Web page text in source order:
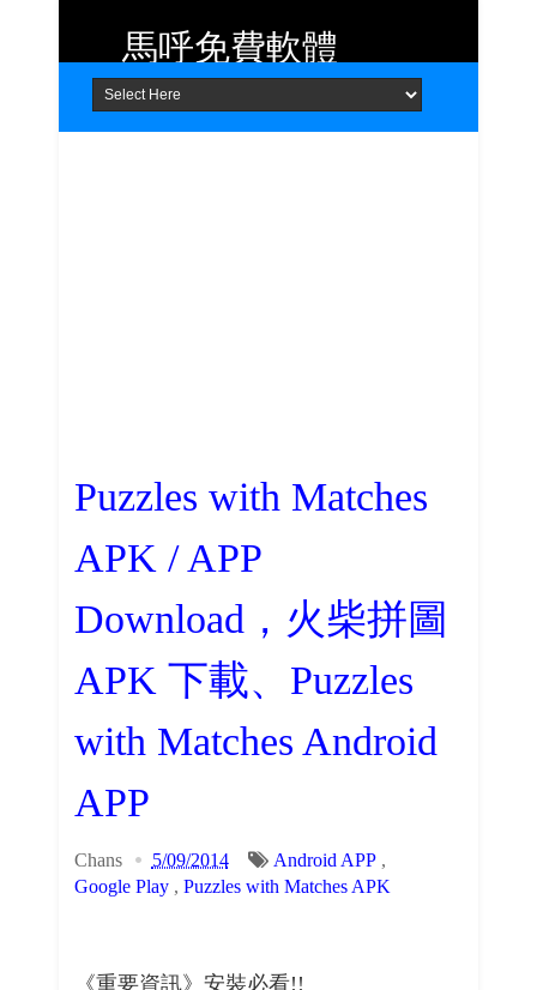
Home About Contact
馬呼免費軟體
提供 Android、iOS 好用的手機應用
程式及 Windows 免費軟體
Puzzles with Matches
APK / APP
Download，火柴拼圖
APK 下載、Puzzles
with Matches Android
APP
Chans 5/09/2014 Android APP,
Google Play, Puzzles with Matches APK
《重要資訊》安裝必看!!